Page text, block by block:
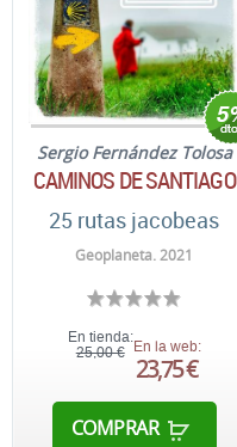
Sergio Fernández Tolosa
CAMINOS DE SANTIAGO
25 rutas jacobeas
Geoplaneta. 2021
En tienda:
25,00 € En la web:
23,75 €
COMPRAR